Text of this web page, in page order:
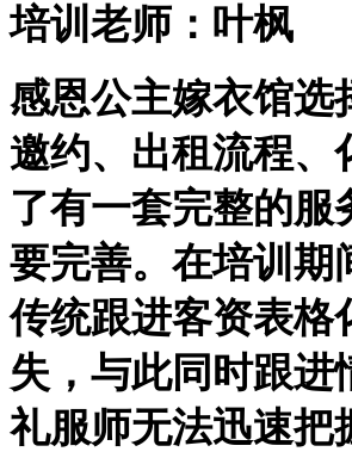
培训老师：叶枫
感恩公主嫁衣馆选
邀约、出租流程、
了有一套完整的
要完善。在培训期
传统跟进客资表格
失，与此同时跟进
礼服师无法迅速把